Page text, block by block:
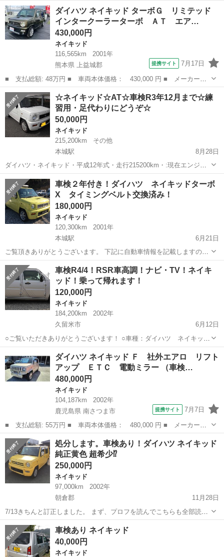
11年 原動機 EF 走行キロ 249,100km 車台番号下３桁 860 車
検 R2年12月26日まで 走行問題ありません！ CDオーディオ、...
福岡 那珂川市 博多南駅 ネイキッド ベージュ
ダイハツ ネイキッド ターボＧ リミテッド
インタークーラーターボ ＡＴ エア…
430,000円
ネイキッド
116,565km
2001年
熊本県 上益城郡
提携サイト 7月17日
■ 支払総額: 48万円 ■ 車両本体価格： 430,000 円 ■ メーカー
名： ダイハツ ■ 車種名： ネイキッド ■ グレード名： ターボ
Ｇ リミテッド インタークーラーターボ ＡＴ エアコン パワス
テ パワーウィン...
熊本 上益城郡 ネイキッド
☆ネイキッド☆AT☆車検R3年12月まで☆練
習用・足代わりにどうぞ☆
50,000円
ネイキッド
215,200km
その他
本城駅
8月28日
ダイハツ・ネイキッド・平成12年式・走行215200km・:現在エンジン
好調にて使用中です。 オートマ、フル装備、パールホワイト、内外装
共使用感ありますが修理不可能なダメージはありません。エアコンコ
ンプレッサーから音がしま...
福岡 北九州市 本城駅 ネイキッド エンジン
車検２年付き！ダイハツ ネイキッドターボ
X タイミングベルト交換済み！
180,000円
ネイキッド
120,300km
2001年
本城駅
6月21日
ご覧頂きありがとうございます。 下記に自動車情報を記載しますの
で ご確認の上ご購入ください。 外装：左リアバンパーに点傷をタッ
チペンした跡があります。その他大きなキズや凹み無く比較的綺麗な
状態ですが 年式相応の小傷程...
福岡 北九州市 ネイキッド タイミングベルト
車検R4/4！RSR車高調！ナビ・TV！ネイキ
ッド！乗って帰れます！
120,000円
ネイキッド
184,200km
2002年
久留米市
6月12日
○ご覧いただきありがとうございます！ ○車種：ダイハツ ネイキッ
ド！ ○グレード：G！ ○カラー：シルバーメタリック！ ○年式：平成14
年2月！ ○車検：令和4年4月2日まで！車検約2年付で乗っ...
久留米市 ネイキッド 走行距離
ダイハツ ネイキッド Ｆ 社外エアロ リフト
アップ ＥＴＣ 電動ミラー （車検…
480,000円
ネイキッド
104,187km
2002年
鹿児島県 南さつま市
提携サイト 7月7日
■ 支払総額: 55万円 ■ 車両本体価格： 480,000 円 ■ メーカー
名： ダイハツ ■ 車種名： ネイキッド ■ グレード名： Ｆ 社
外エアロ リフトアップ ＥＴＣ 電動ミラー ■ 排気量： 660cc
■ ドア...
鹿児島 南さつま市 ネイキッド
処分します。車検あり！ダイハツ ネイキッド
純正黄色 超希少⁉️
250,000円
ネイキッド
97,000km
2002年
朝倉郡
11月28日
7/13きちんと訂正しました。 まず、プロフを読んでこちらも全部読ん
だ上で質問して下さい。 H14 車検あり2021年4月まで 約97000キロほ
ど タイベル交換されてました。ただ、字が滲んでおり読めません。 小
傷な...
福岡 朝倉郡 ネイキッド
車検あり ネイキッド
40,000円
ネイキッド